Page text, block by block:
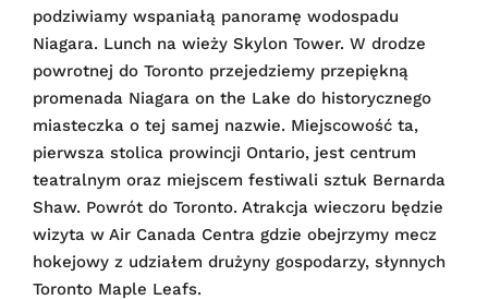
podziwiamy wspaniałą panoramę wodospadu
Niagara. Lunch na wieży Skylon Tower. W drodze
powrotnej do Toronto przejedziemy przepiękną
promenada Niagara on the Lake do historycznego
miasteczka o tej samej nazwie. Miejscowość ta,
pierwsza stolica prowincji Ontario, jest centrum
teatralnym oraz miejscem festiwali sztuk Bernarda
Shaw. Powrót do Toronto. Atrakcja wieczoru będzie
wizyta w Air Canada Centra gdzie obejrzymy mecz
hokejowy z udziałem drużyny gospodarzy, słynnych
Toronto Maple Leafs.